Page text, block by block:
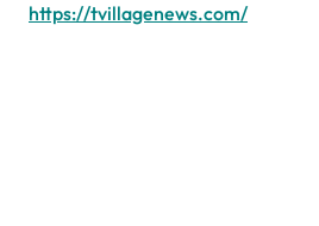
https://tvillagenews.com/